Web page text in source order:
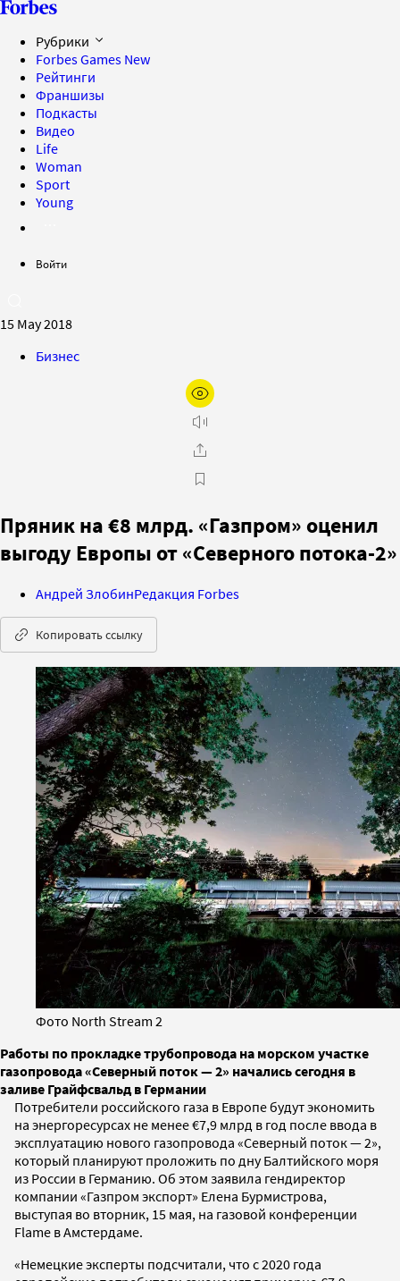
Рубрики
Forbes Games New
Рейтинги
Франшизы
Подкасты
Видео
Life
Woman
Sport
Young
Войти
15 May 2018
Бизнес
Пряник на €8 млрд. «Газпром» оценил
выгоду Европы от «Северного потока-2»
Андрей ЗлобинРедакция Forbes
Копировать ссылку
Фото North Stream 2
Работы по прокладке трубопровода на морском участке
газопровода «Северный поток — 2» начались сегодня в
заливе Грайфсвальд в Германии
Потребители российского газа в Европе будут экономить
на энергоресурсах не менее €7,9 млрд в год после ввода в
эксплуатацию нового газопровода «Северный поток — 2»,
который планируют проложить по дну Балтийского моря
из России в Германию. Об этом заявила гендиректор
компании «Газпром экспорт» Елена Бурмистрова,
выступая во вторник, 15 мая, на газовой конференции
Flame в Амстердаме.
«Немецкие эксперты подсчитали, что с 2020 года